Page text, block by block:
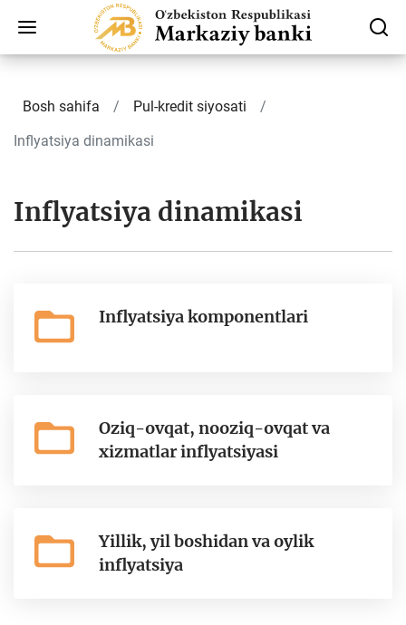
Bosh sahifa
Pul-kredit siyosati
Inflyatsiya dinamikasi
Inflyatsiya dinamikasi
Inflyatsiya komponentlari
Oziq-ovqat, nooziq-ovqat va
xizmatlar inflyatsiyasi
Yillik, yil boshidan va oylik
inflyatsiya